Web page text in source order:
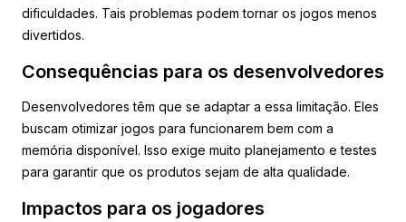
dificuldades. Tais problemas podem tornar os jogos menos
divertidos.
Consequências para os desenvolvedores
Desenvolvedores têm que se adaptar a essa limitação. Eles
buscam otimizar jogos para funcionarem bem com a
memória disponível. Isso exige muito planejamento e testes
para garantir que os produtos sejam de alta qualidade.
Impactos para os jogadores